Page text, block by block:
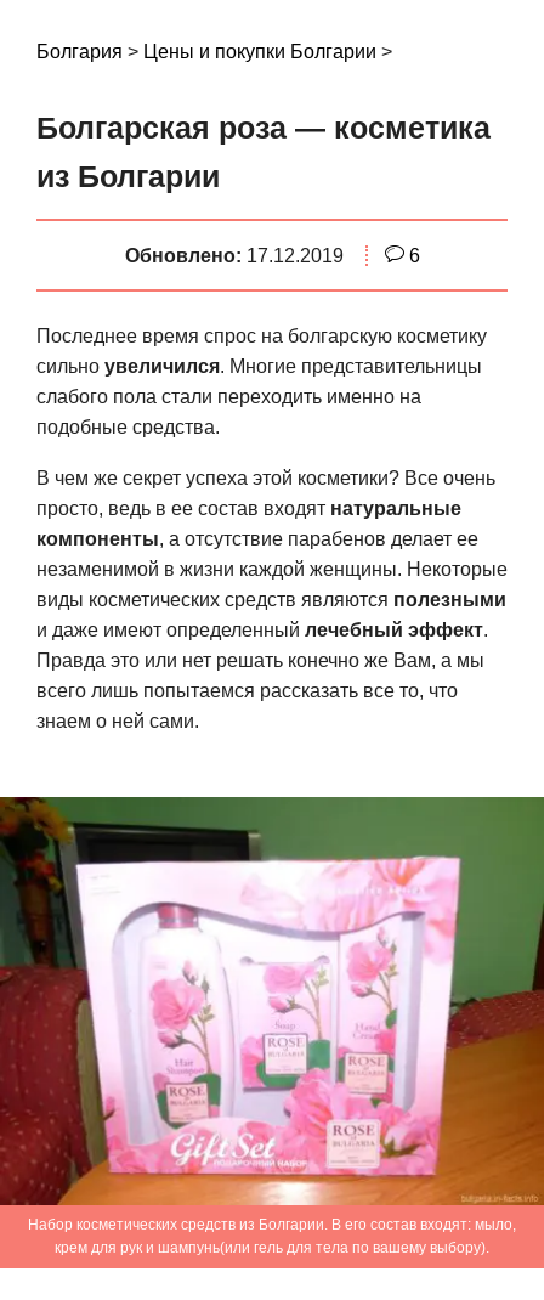
Болгария > Цены и покупки Болгарии >
Болгарская роза — косметика
из Болгарии
Обновлено: 17.12.2019 6
Последнее время спрос на болгарскую косметику
сильно увеличился. Многие представительницы
слабого пола стали переходить именно на
подобные средства.
В чем же секрет успеха этой косметики? Все очень
просто, ведь в ее состав входят натуральные
компоненты, а отсутствие парабенов делает ее
незаменимой в жизни каждой женщины. Некоторые
виды косметических средств являются полезными
и даже имеют определенный лечебный эффект.
Правда это или нет решать конечно же Вам, а мы
всего лишь попытаемся рассказать все то, что
знаем о ней сами.
Набор косметических средств из Болгарии. В его состав входят: мыло,
крем для рук и шампунь(или гель для тела по вашему выбору).